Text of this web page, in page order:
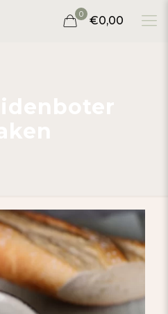
0 €0,00